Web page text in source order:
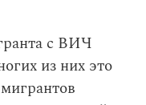
с ВИЧ
из них это